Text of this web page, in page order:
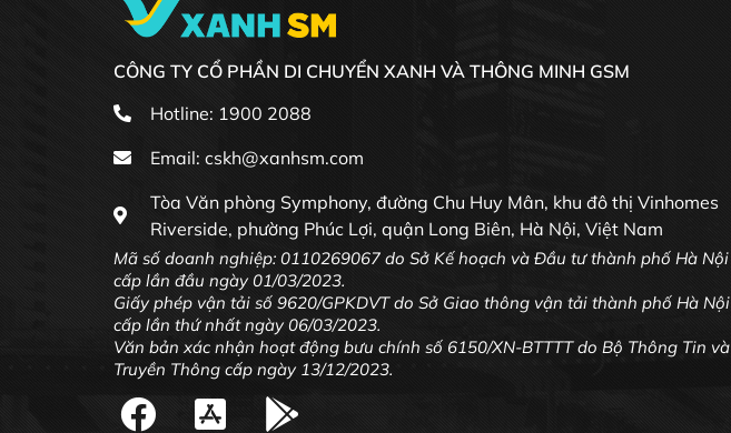
CÔNG TY CỔ PHẦN DI CHUYỂN XANH VÀ THÔNG MINH GSM
Hotline: 1900 2088
Email: cskh@xanhsm.com
Tòa Văn phòng Symphony, đường Chu Huy Mân, khu đô thị Vinhomes
Riverside, phường Phúc Lợi, quận Long Biên, Hà Nội, Việt Nam
Mã số doanh nghiệp: 0110269067 do Sở Kế hoạch và Đầu tư thành phố Hà Nội
cấp lần đầu ngày 01/03/2023.
Giấy phép vận tải số 9620/GPKDVT do Sở Giao thông vận tải thành phố Hà Nội
cấp lần thứ nhất ngày 06/03/2023.
Văn bản xác nhận hoạt động bưu chính số 6150/XN-BTTTT do Bộ Thông Tin và
Truyền Thông cấp ngày 13/12/2023.